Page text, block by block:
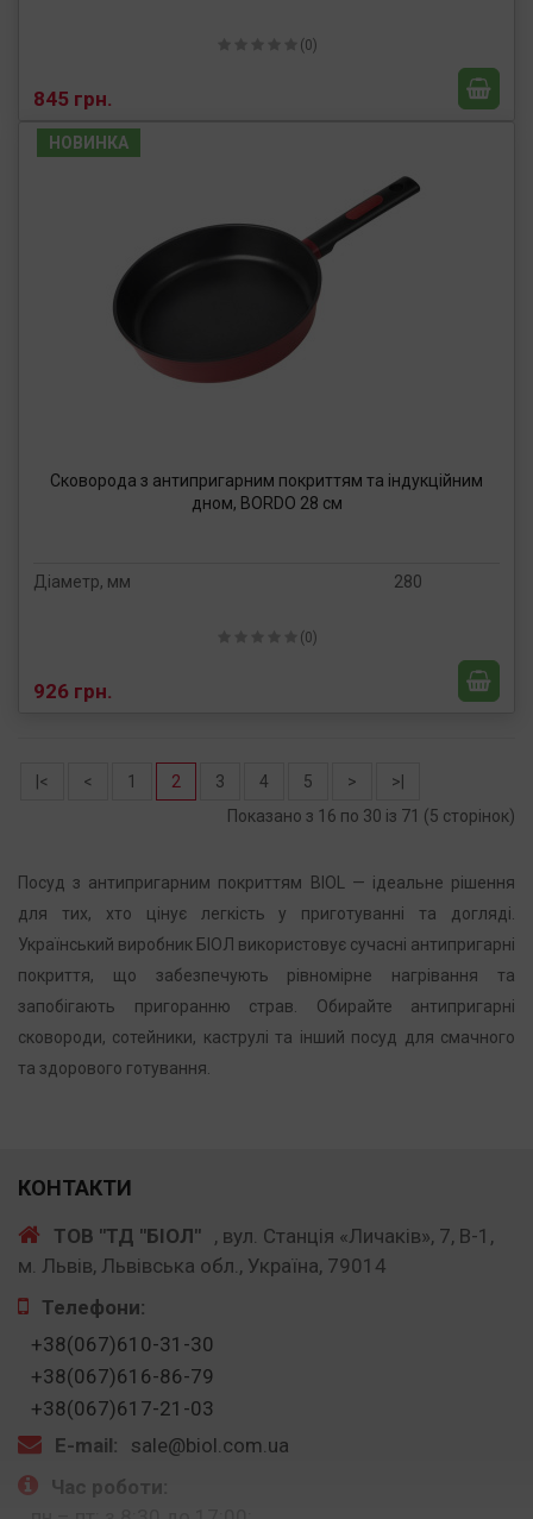
(0)
845 грн.
НОВИНКА
Сковорода з антипригарним покриттям та індукційним
дном, BORDO 28 см
Діаметр, мм 280
(0)
926 грн.
|< < 1 2 3 4 5 >
>|
Показано з 16 по 30 із 71 (5 сторінок)
Посуд з антипригарним покриттям BIOL — ідеальне рішення
для тих, хто цінує легкість у приготуванні та догляді.
Український виробник БІОЛ використовує сучасні антипригарні
покриття, що забезпечують рівномірне нагрівання та
запобігають пригоранню страв. Обирайте антипригарні
сковороди, сотейники, каструлі та інший посуд для смачного
та здорового готування.
КОНТАКТИ
ТОВ "ТД "БІОЛ" , вул. Станція «Личаків», 7, В-1,
м. Львів, Львівська обл., Україна, 79014
Телефони:
+38(067)610-31-30
+38(067)616-86-79
+38(067)617-21-03
E-mail:
sale@biol.com.ua
Час роботи: